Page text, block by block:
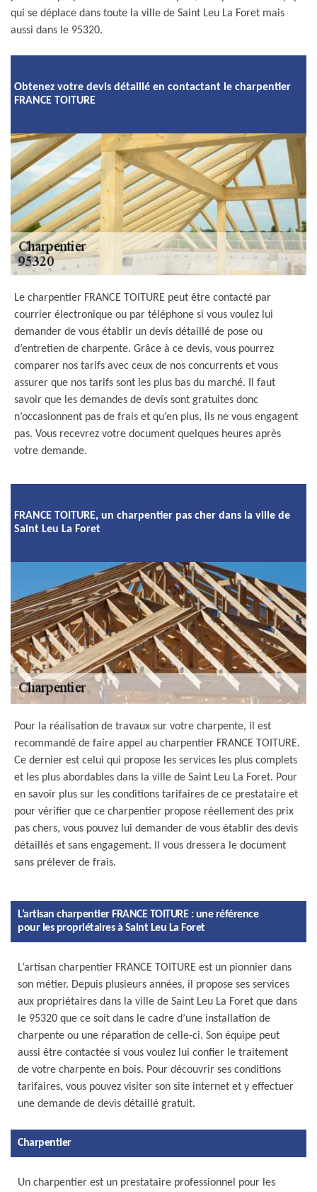
qui se déplace dans toute la ville de Saint Leu La Foret mais
aussi dans le 95320.
Obtenez votre devis détaillé en contactant le charpentier
FRANCE TOITURE
Le charpentier FRANCE TOITURE peut être contacté par
courrier électronique ou par téléphone si vous voulez lui
demander de vous établir un devis détaillé de pose ou
d’entretien de charpente. Grâce à ce devis, vous pourrez
comparer nos tarifs avec ceux de nos concurrents et vous
assurer que nos tarifs sont les plus bas du marché. Il faut
savoir que les demandes de devis sont gratuites donc
n’occasionnent pas de frais et qu’en plus, ils ne vous engagent
pas. Vous recevrez votre document quelques heures après
votre demande.
FRANCE TOITURE, un charpentier pas cher dans la ville de
Saint Leu La Foret
Pour la réalisation de travaux sur votre charpente, il est
recommandé de faire appel au charpentier FRANCE TOITURE.
Ce dernier est celui qui propose les services les plus complets
et les plus abordables dans la ville de Saint Leu La Foret. Pour
en savoir plus sur les conditions tarifaires de ce prestataire et
pour vérifier que ce charpentier propose réellement des prix
pas chers, vous pouvez lui demander de vous établir des devis
détaillés et sans engagement. Il vous dressera le document
sans prélever de frais.
L’artisan charpentier FRANCE TOITURE : une référence
pour les propriétaires à Saint Leu La Foret
L’artisan charpentier FRANCE TOITURE est un pionnier dans
son métier. Depuis plusieurs années, il propose ses services
aux propriétaires dans la ville de Saint Leu La Foret que dans
le 95320 que ce soit dans le cadre d’une installation de
charpente ou une réparation de celle-ci. Son équipe peut
aussi être contactée si vous voulez lui confier le traitement
de votre charpente en bois. Pour découvrir ses conditions
tarifaires, vous pouvez visiter son site internet et y effectuer
une demande de devis détaillé gratuit.
Charpentier
Un charpentier est un prestataire professionnel pour les